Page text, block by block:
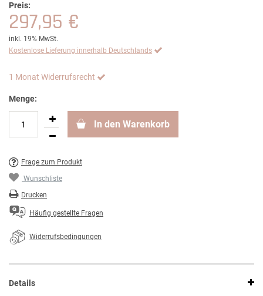
Preis:
297,95 €
inkl. 19% MwSt.
Kostenlose Lieferung innerhalb Deutschlands
1 Monat Widerrufsrecht
Menge:
In den Warenkorb
Frage zum Produkt
Wunschliste
Drucken
Häufig gestellte Fragen
Widerrufsbedingungen
Details